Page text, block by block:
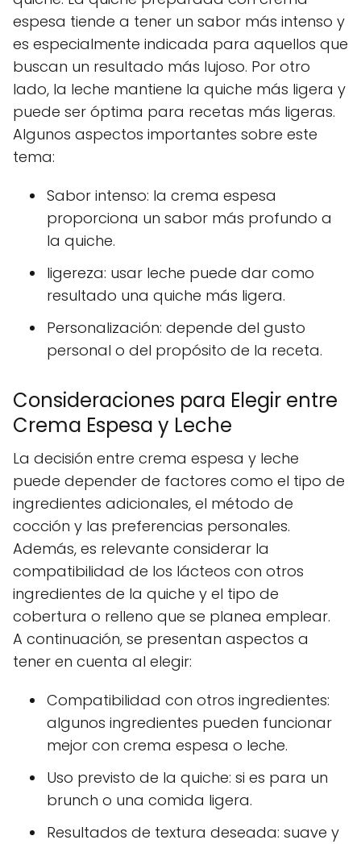
espesa tiende a tener un sabor más intenso y
es especialmente indicada para aquellos que
buscan un resultado más lujoso. Por otro
lado, la leche mantiene la quiche más ligera y
puede ser óptima para recetas más ligeras.
Algunos aspectos importantes sobre este
tema:
Sabor intenso: la crema espesa
proporciona un sabor más profundo a
la quiche.
ligereza: usar leche puede dar como
resultado una quiche más ligera.
Personalización: depende del gusto
personal o del propósito de la receta.
Consideraciones para Elegir entre
Crema Espesa y Leche
La decisión entre crema espesa y leche
puede depender de factores como el tipo de
ingredientes adicionales, el método de
cocción y las preferencias personales.
Además, es relevante considerar la
compatibilidad de los lácteos con otros
ingredientes de la quiche y el tipo de
cobertura o relleno que se planea emplear.
A continuación, se presentan aspectos a
tener en cuenta al elegir:
Compatibilidad con otros ingredientes:
algunos ingredientes pueden funcionar
mejor con crema espesa o leche.
Uso previsto de la quiche: si es para un
brunch o una comida ligera.
Resultados de textura deseada: suave y